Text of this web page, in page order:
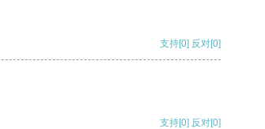
支持[0] 反对[0]
支持[0] 反对[0]